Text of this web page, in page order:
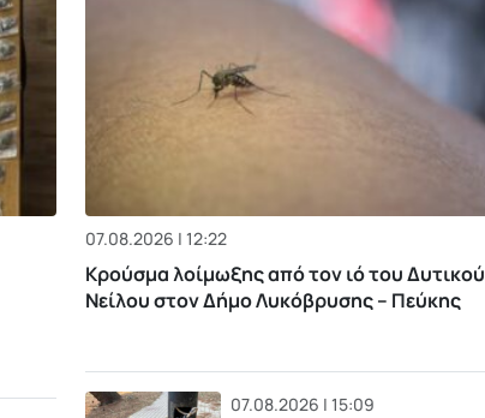
07.08.2026 | 12:22
Κρούσμα λοίμωξης από τον ιό του Δυτικού
Νείλου στον Δήμο Λυκόβρυσης – Πεύκης
07.08.2026 | 15:09